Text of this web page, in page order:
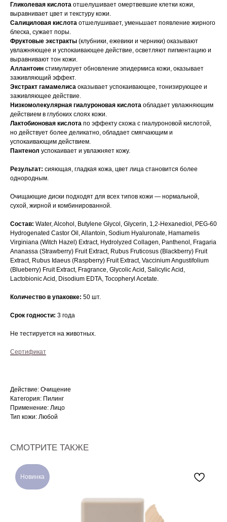
Гликолевая кислота отшелушивает омертвевшие клетки кожи,
выравнивает цвет и текстуру кожи.
Салициловая кислота отшелушивает, уменьшает появление жирного
блеска, сужает поры.
Фруктовые экстракты (клубники, ежевики и черники) оказывают
увлажняющее и успокаивающее действие, осветляют пигментацию и
выравнивают тон кожи.
Аллантоин стимулирует обновление эпидермиса кожи, оказывает
заживляющий эффект.
Экстракт гамамелиса оказывает успокаивающее, тонизирующее и
заживляющее действие.
Низкомолекулярная гиалуроновая кислота обладает увлажняющим
действием в глубоких слоях кожи.
Лактобионовая кислота по эффекту схожа с гиалуроновой кислотой,
но действует более деликатно, обладает смягчающим и
успокаивающим действием.
Пантенол успокаивает и увлажняет кожу.
Результат: сияющая, гладкая кожа, цвет лица становится более
однородным.
Очищающие диски подходят для всех типов кожи — нормальной,
сухой, жирной и комбинированной.
Состав: Water, Alcohol, Butylene Glycol, Glycerin, 1,2-Hexanediol, PEG-60
Hydrogenated Castor Oil, Allantoin, Sodium Hyaluronate, Hamamelis
Virginiana (Witch Hazel) Extract, Hydrolyzed Collagen, Panthenol, Fragaria
Ananassa (Strawberry) Fruit Extract, Rubus Fruticosus (Blackberry) Fruit
Extract, Rubus Idaeus (Raspberry) Fruit Extract, Vaccinium Angustifolium
(Blueberry) Fruit Extract, Fragrance, Glycolic Acid, Salicylic Acid,
Lactobionic Acid, Disodium EDTA, Tocopheryl Acetate.
Количество в упаковке: 50 шт.
Срок годности: 3 года
Не тестируется на животных.
Сертификат
Действие: Очищение
Категория: Пилинг
Применение: Лицо
Тип кожи: Любой
СМОТРИТЕ ТАКЖЕ
Новинка